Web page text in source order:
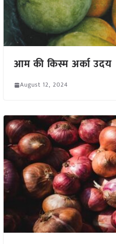
आम की किस्म अर्का उदय
August 12, 2024